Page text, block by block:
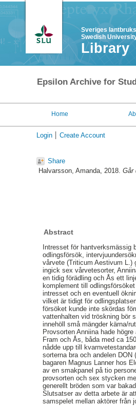
Sveriges
Swedish
Library
Epsilon Archive for
Home
Login Create Account
Share
Halvarsson, Amanda, 2018. Går
Abstract
Intresset för hantverksmässig
odlingsförsök,
vårvete (Triticum Aestivum L.)
ingick sex vårvetesorter,
en tidig förädling och Ås ett
komplement till
intresset och en eventuell
vilket är tidigt för
försöket kunde inte skördas
vattenhalten vid tröskning bör
innehöll små mängder kärna/
Provsorten Anniina hade
Fram och Ås, båda med ca
nådde upp till
sorterna bra och andelen
bagaren Magnus Lanner hos
av en smakpanel på tio
provsorten och sex stycken
generellt bröden som var
Slutsatser av detta arbete är
samspelet mellan aktörer från